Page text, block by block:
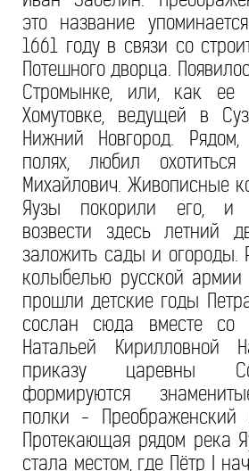
это название
1661 году в связи со
Потешного дворца.
Стромынке, или, как ее
Хомутовке, ведущей в
Нижний Новгород.
полях, любил
Михайлович. Живописные
Яузы покорили его, и
возвести здесь летний
заложить сады и огороды.
колыбелью русской
прошли детские годы
сослан сюда вместе со
Натальей Кирилловной
приказу царевны
формируются
полки - Преображенский
Протекающая рядом река
стала местом, где Пётр I